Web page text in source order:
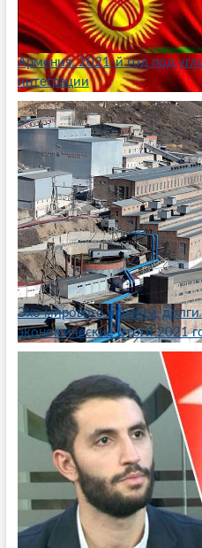
Армения: 2021-й год под
интеграции
Эхо мирового кризиса,
экономические итоги 2021